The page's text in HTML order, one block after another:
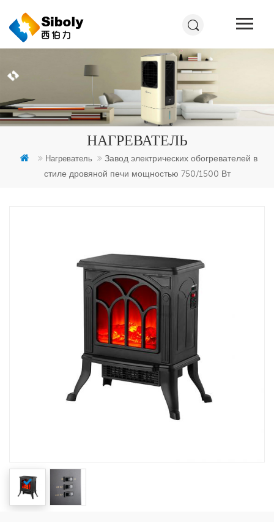
НАГРЕВАТЕЛЬ
Нагреватель
Завод электрических обогревателей в
стиле дровяной печи мощностью 750/1500 Вт